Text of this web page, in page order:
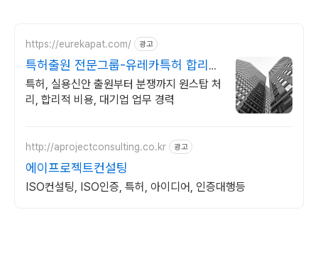
https://eurekapat.com/ 광고
특허출원 전문그룹-유레카특허 합리적
비용, 특허 검토무료!
특허, 실용신안 출원부터 분쟁까지 원스탑 처
리, 합리적 비용, 대기업 업무 경력
http://aprojectconsulting.co.kr 광고
에이프로젝트컨설팅
ISO컨설팅, ISO인증, 특허, 아이디어, 인증대행등